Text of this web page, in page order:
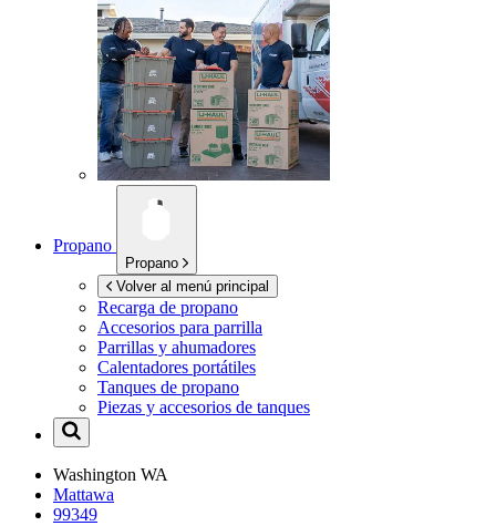
Propano
Propano
Volver al menú principal
Recarga de propano
Accesorios para parrilla
Parrillas y ahumadores
Calentadores portátiles
Tanques de propano
Piezas y accesorios de tanques
Washington WA
Mattawa
99349